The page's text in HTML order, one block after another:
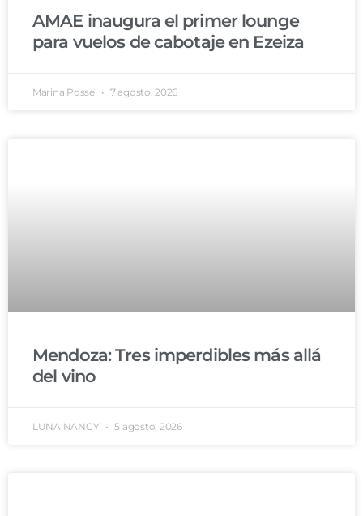
AMAE inaugura el primer lounge
para vuelos de cabotaje en Ezeiza
Marina Posse 7 agosto, 2026
Mendoza: Tres imperdibles más allá
del vino
LUNA NANCY 5 agosto, 2026